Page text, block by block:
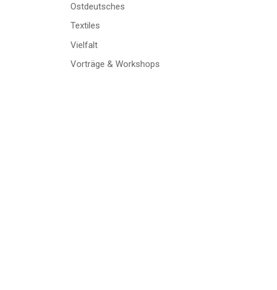
Ostdeutsches
Textiles
Vielfalt
Vorträge & Workshops